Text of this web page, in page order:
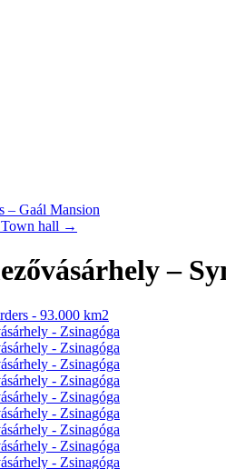
– Gaál Mansion
hall →
–
- 93.000 km2